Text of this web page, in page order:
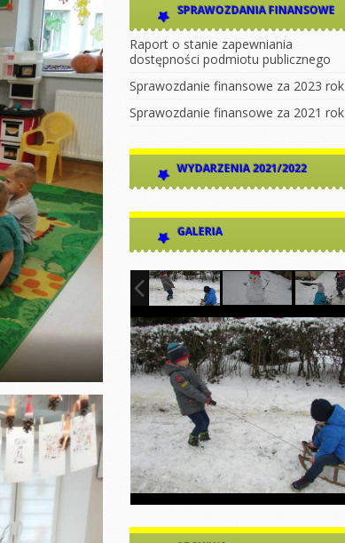
SPRAWOZDANIA FINANSOWE
Raport o stanie zapewniania
dostępności podmiotu publicznego
Sprawozdanie finansowe za 2023 rok
Sprawozdanie finansowe za 2021 rok
WYDARZENIA 2021/2022
GALERIA